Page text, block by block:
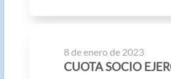
8 de enero de 2023
CUOTA SOCIO